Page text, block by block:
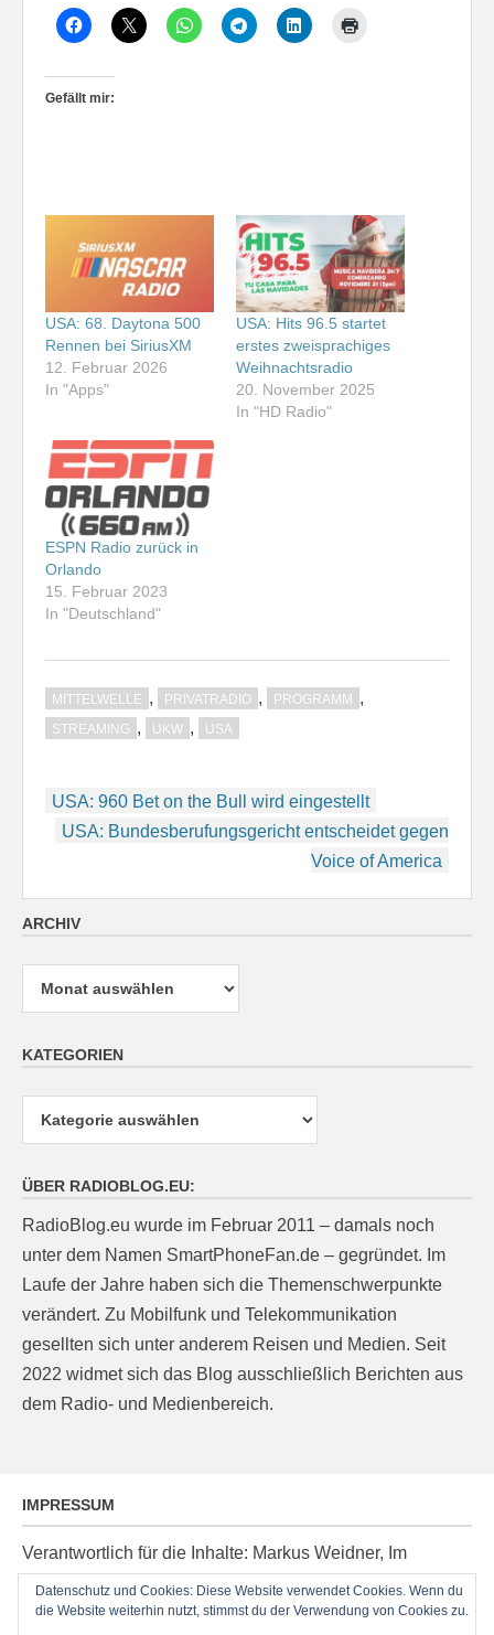
Gefällt mir:
USA: 68. Daytona 500
Rennen bei SiriusXM
12. Februar 2026
In "Apps"
USA: Hits 96.5 startet
erstes zweisprachiges
Weihnachtsradio
20. November 2025
In "HD Radio"
ESPN Radio zurück in
Orlando
15. Februar 2023
In "Deutschland"
MITTELWELLE , PRIVATRADIO , PROGRAMM ,
STREAMING , UKW , USA
Beitragsnavigation
USA: 960 Bet on the Bull wird eingestellt
USA: Bundesberufungsgericht entscheidet gegen
Voice of America
ARCHIV
Archiv
KATEGORIEN
ÜBER RADIOBLOG.EU:
RadioBlog.eu wurde im Februar 2011 – damals noch
unter dem Namen SmartPhoneFan.de – gegründet. Im
Laufe der Jahre haben sich die Themenschwerpunkte
verändert. Zu Mobilfunk und Telekommunikation
gesellten sich unter anderem Reisen und Medien. Seit
2022 widmet sich das Blog ausschließlich Berichten aus
dem Radio- und Medienbereich.
IMPRESSUM
Verantwortlich für die Inhalte: Markus Weidner, Im
Ziegelacker 20, D-63599 Biebergemünd, E-Mail:
post@radioblog.eu
Datenschutz und Cookies: Diese Website verwendet Cookies. Wenn du
die Website weiterhin nutzt, stimmst du der Verwendung von Cookies zu.